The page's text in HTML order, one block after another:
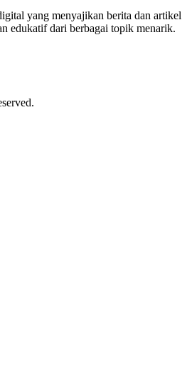
yang menyajikan berita dan artikel
edukatif dari berbagai topik menarik.